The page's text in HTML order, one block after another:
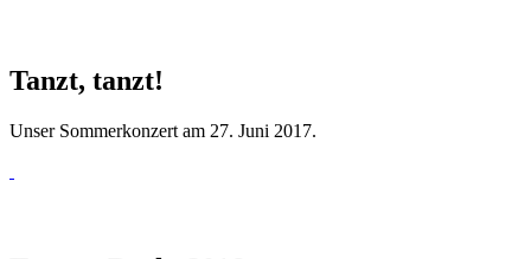
Tanzt, tanzt!
Unser Sommerkonzert am 27. Juni 2017.